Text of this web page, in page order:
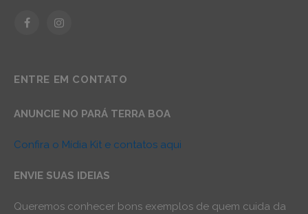
FacebookInstagram
ENTRE EM CONTATO
ANUNCIE NO PARÁ TERRA BOA
Confira o Mídia Kit e contatos aqui
ENVIE SUAS IDEIAS
Queremos conhecer bons exemplos de quem cuida da